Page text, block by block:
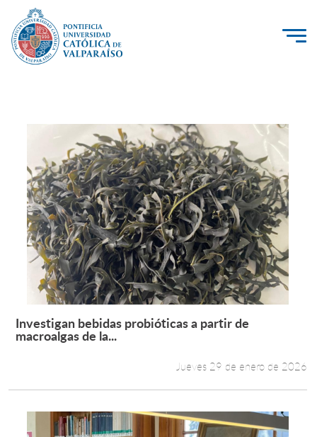
PUCV Internacional
Vinculación con el Medio
Admisión
Pregrado
Postgrado
Formación Continua
Funcionarios
Leer más +
Investigan bebidas probióticas a partir de
macroalgas de la...
Jueves 29 de enero de 2026